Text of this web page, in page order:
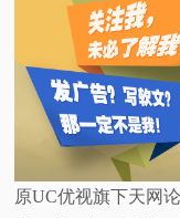
快
评
原UC优视旗下天网